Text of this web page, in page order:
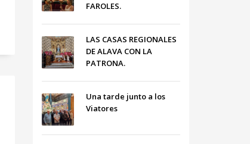
FAROLES.
LAS CASAS REGIONALES
DE ALAVA CON LA
PATRONA.
Una tarde junto a los
Viatores